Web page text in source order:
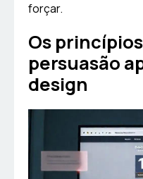
forçar.
Os
persuasão
design